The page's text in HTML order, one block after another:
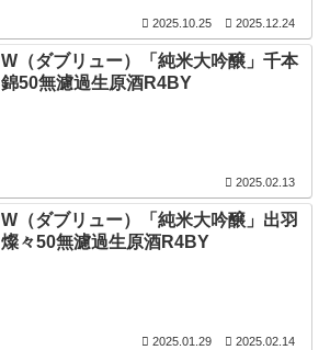
2025.10.25 2025.12.24
W（ダブリュー）「純米大吟醸」千本
錦50無濾過生原酒R4BY
2025.02.13
W（ダブリュー）「純米大吟醸」出羽
燦々50無濾過生原酒R4BY
2025.01.29 2025.02.14